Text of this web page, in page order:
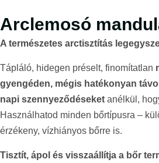
Arclemosó
A természetes arctisztítás
Tápláló, hidegen préselt, finomítatlan
gyengéden, mégis hatékonyan
napi szennyeződéseket anélkül,
Használhatod minden bőrtípusra –
érzékeny, vízhiányos bőrre is.
Tisztít, ápol és visszaállítja a bőr